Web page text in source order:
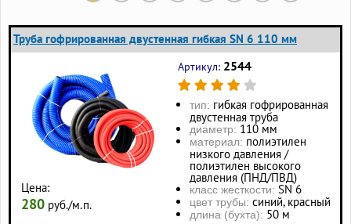
Труба гофрированная двустенная гибкая SN 6 110 мм
Цена:
280 руб./м.п.
Артикул: 2544
тип: гибкая гофрированная
двустенная труба
диаметр: 110 мм
материал: полиэтилен
низкого давления /
полиэтилен высокого
давления (ПНД/ПВД)
класс жесткости: SN 6
цвет трубы: синий, красный
длина (бухта): 50 м